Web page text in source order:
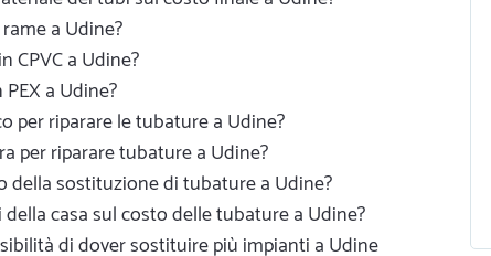
a Udine?
CPVC a Udine?
a Udine?
per riparare le tubature a Udine?
per riparare tubature a Udine?
sostituzione di tubature a Udine?
casa sul costo delle tubature a Udine?
di dover sostituire più impianti a Udine